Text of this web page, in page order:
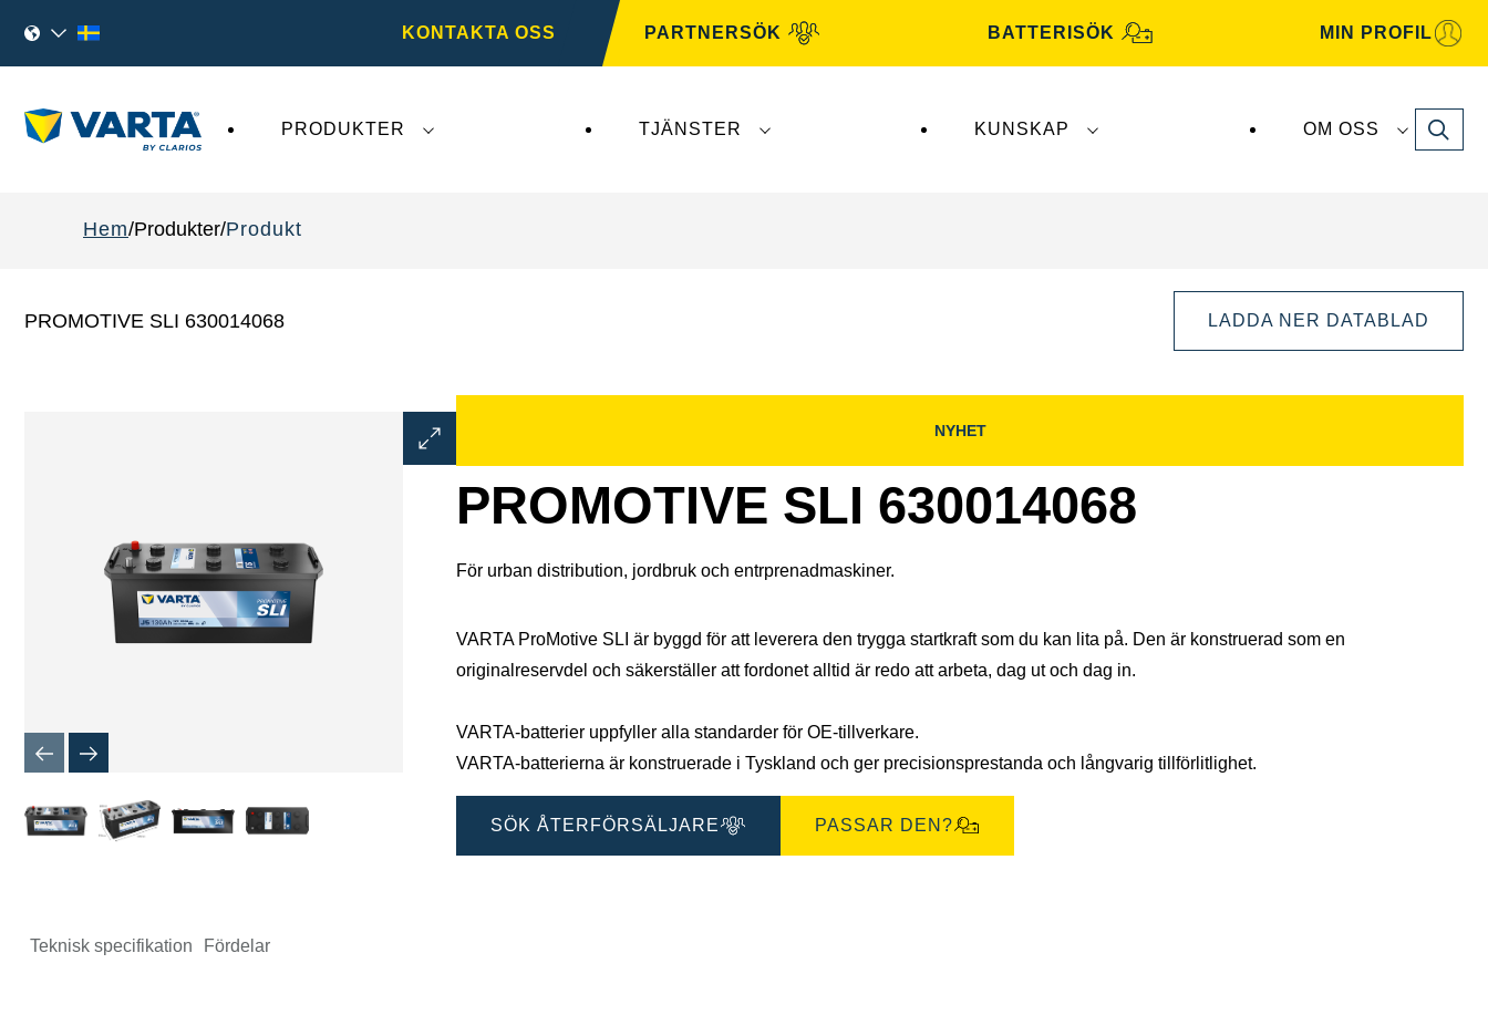
KONTAKTA OSS PARTNERSÖK BATTERISÖK MIN PROFIL
PRODUKTER TJÄNSTER KUNSKAP OM OSS Search
Hem Produkter Produkt
PROMOTIVE SLI 630014068 LADDA NER DATABLAD
Öppna
bilddialog
NYHET
PROMOTIVE SLI 630014068
För urban distribution, jordbruk och entrprenadmaskiner.
VARTA ProMotive SLI är byggd för att leverera den trygga startkraft som du kan lita på. Den är konstruerad som en
originalreservdel och säkerställer att fordonet alltid är redo att arbeta, dag ut och dag in.
VARTA-batterier uppfyller alla standarder för OE-tillverkare.
VARTA-batterierna är konstruerade i Tyskland och ger precisionsprestanda och långvarig tillförlitlighet.
SÖK ÅTERFÖRSÄLJARE PASSAR DEN?
Teknisk specifikation Fördelar